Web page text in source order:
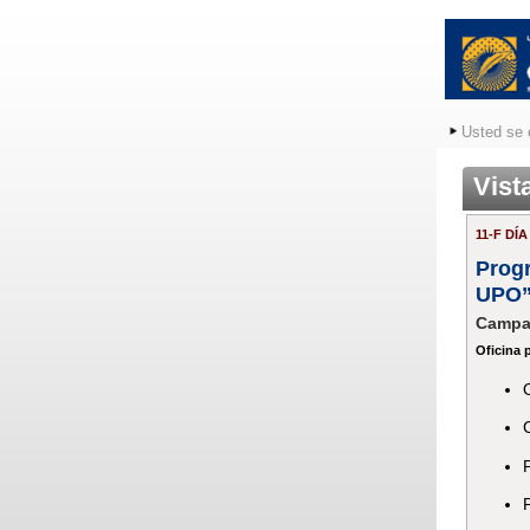
Usted se
11-F
Oficina